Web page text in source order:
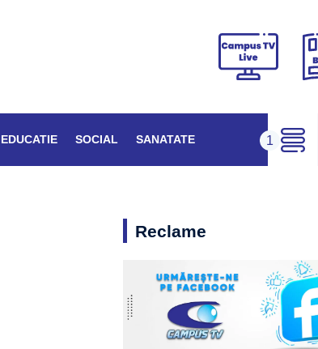
EDUCATIE SOCIAL SANATATE
Reclame